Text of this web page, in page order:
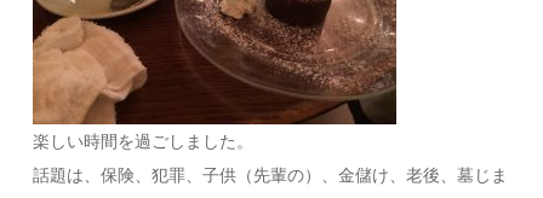
楽しい時間を過ごしました。
話題は、保険、犯罪、子供（先輩の）、金儲け、老後、墓じま